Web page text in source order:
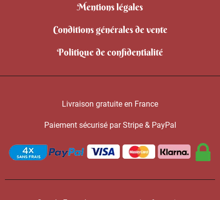
Mentions légales
Conditions générales de vente
Politique de confidentialité
Livraison gratuite en France
Paiement sécurisé par Stripe & PayPal